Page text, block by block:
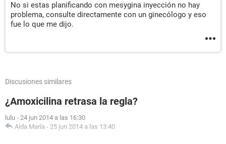
No si estas planificando con mesygina inyección no hay
problema, consulte directamente con un ginecólogo y eso
fue lo que me dijo.
Discusiones similares
¿Amoxicilina retrasa la regla?
lulu - 24 jun 2014 a las 16:30
Aída María - 25 jun 2014 a las 13:40